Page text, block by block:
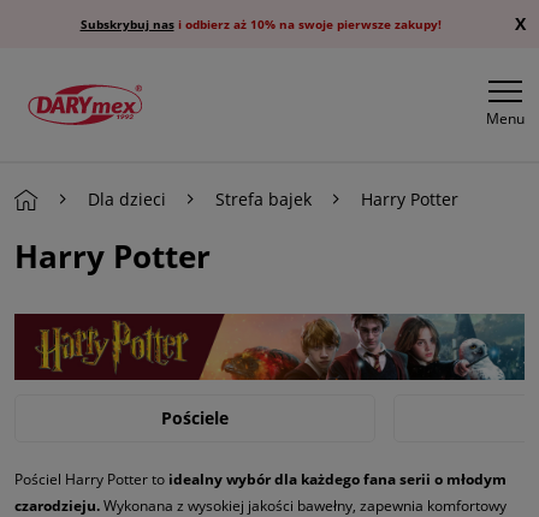
Subskrybuj nasi odbierz aż 10% na swoje pierwsze zakupy! X
Menu
Dla dzieci Strefa bajek Harry Potter
Harry Potter
Pościele
Pościel Harry Potter to idealny wybór dla każdego fana serii o młodym
czarodzieju.Wykonana z wysokiej jakości bawełny, zapewnia komfortowy